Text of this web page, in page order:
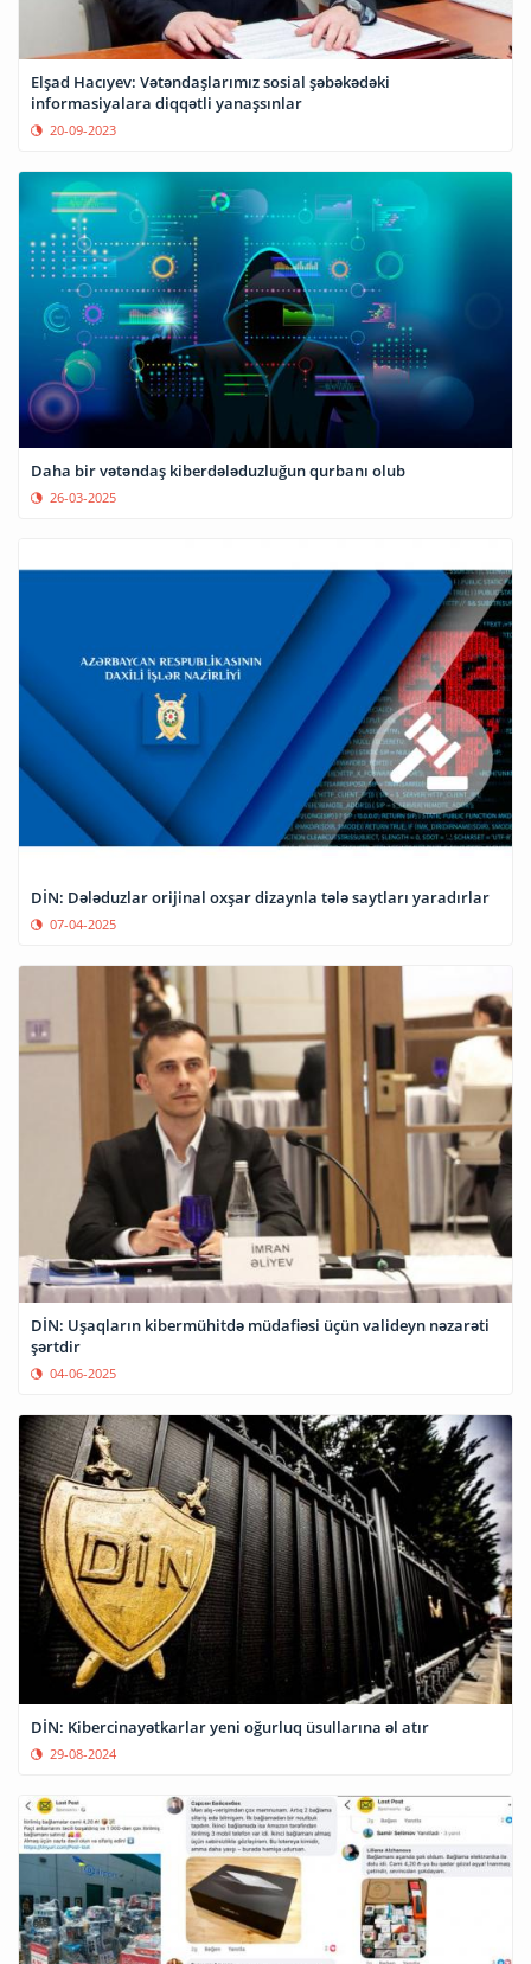
Elşad Hacıyev: Vətəndaşlarımız sosial şəbəkədəki
informasiyalara diqqətli yanaşsınlar
20-09-2023
Daha bir vətəndaş kiberdələduzluğun qurbanı olub
26-03-2025
DİN: Dələduzlar orijinal oxşar dizaynla tələ saytları yaradırlar
07-04-2025
DİN: Uşaqların kibermühitdə müdafiəsi üçün valideyn nəzarəti
şərtdir
04-06-2025
DİN: Kibercinayətkarlar yeni oğurluq üsullarına əl atır
29-08-2024